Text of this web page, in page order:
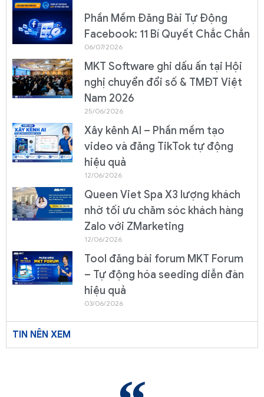
Phần Mềm Đăng Bài Tự Động
Facebook: 11 Bí Quyết Chắc Chắn
06/07/2026
MKT Software ghi dấu ấn tại Hội
nghị chuyển đổi số & TMĐT Việt
Nam 2026
25/06/2026
Xây kênh AI – Phần mềm tạo
video và đăng TikTok tự động
hiệu quả
12/06/2026
Queen Viet Spa X3 lượng khách
nhờ tối ưu chăm sóc khách hàng
Zalo với ZMarketing
12/06/2026
Tool đăng bài forum MKT Forum
– Tự động hóa seeding diễn đàn
hiệu quả
03/06/2026
TIN NÊN XEM